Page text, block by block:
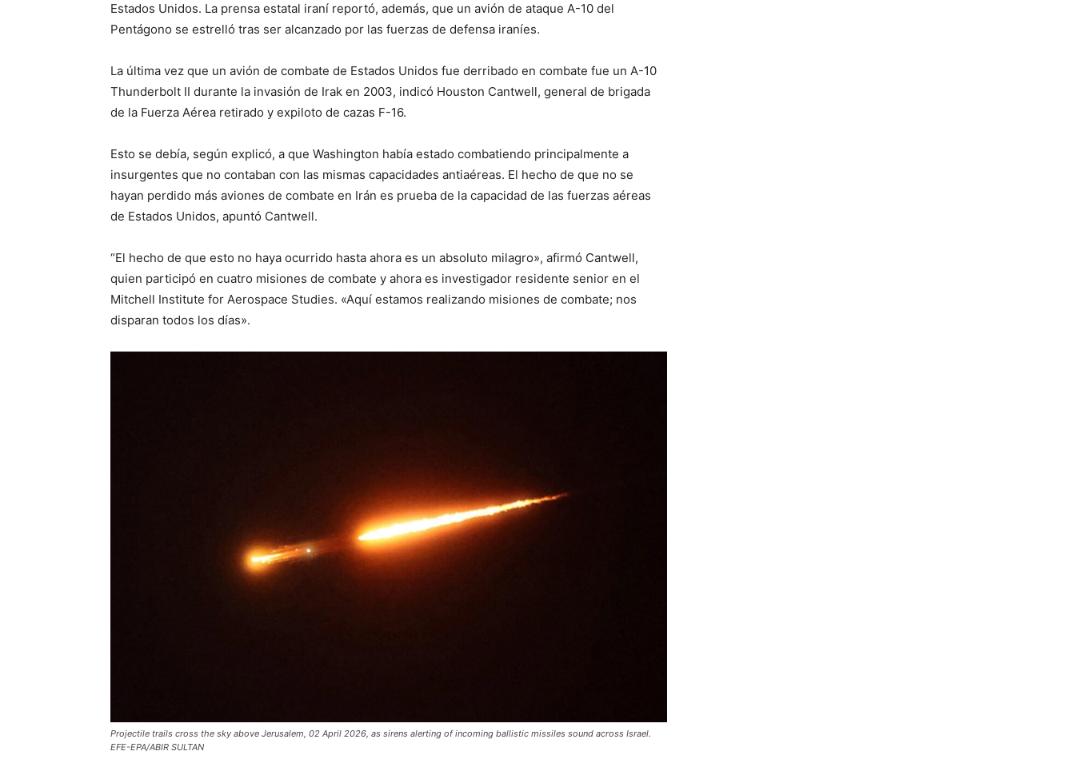
Estados Unidos. La prensa estatal iraní reportó, además, que un avión de ataque A-10 del
Pentágono se estrelló tras ser alcanzado por las fuerzas de defensa iraníes.
La última vez que un avión de combate de Estados Unidos fue derribado en combate fue un A-10
Thunderbolt II durante la invasión de Irak en 2003, indicó Houston Cantwell, general de brigada
de la Fuerza Aérea retirado y expiloto de cazas F-16.
Esto se debía, según explicó, a que Washington había estado combatiendo principalmente a
insurgentes que no contaban con las mismas capacidades antiaéreas. El hecho de que no se
hayan perdido más aviones de combate en Irán es prueba de la capacidad de las fuerzas aéreas
de Estados Unidos, apuntó Cantwell.
“El hecho de que esto no haya ocurrido hasta ahora es un absoluto milagro», afirmó Cantwell,
quien participó en cuatro misiones de combate y ahora es investigador residente senior en el
Mitchell Institute for Aerospace Studies. «Aquí estamos realizando misiones de combate; nos
disparan todos los días».
Projectile trails cross the sky above Jerusalem, 02 April 2026, as sirens alerting of incoming ballistic missiles sound across Israel.
EFE-EPA/ABIR SULTAN